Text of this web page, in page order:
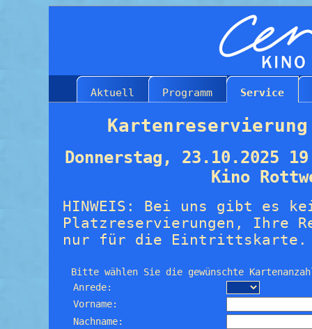
Aktuell Programm Service
Donnerstag, 23.10.2025
Kino
HINWEIS: Bei uns gibt es
Platzreservierungen, Ihre
nur für die Eintrittskarte.
Bitte wählen Sie die gewünschte
Anrede:
Vorname:
Nachname: